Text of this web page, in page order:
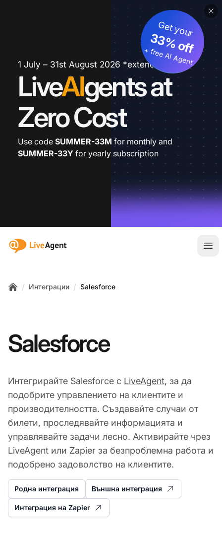
1 July – 31st August 2026 *extended
LiveAIgents at
Zero Cost
Get your
33% off
+ free AI Agent
Use code SUMMER-33M for monthly and
SUMMER-33Y for yearly subscription
:site.title
/ Интеграции / Salesforce
Salesforce
Интегрирайте Salesforce с LiveAgent, за да
подобрите управлението на клиентите и
производителността. Създавайте случаи от
билети, проследявайте информацията и
управлявайте задачи лесно. Активирайте чрез
LiveAgent или Zapier за безпроблемна работа и
подобрено задоволство на клиентите.
Родна интеграция Външна интеграция
Интеграция на Zapier